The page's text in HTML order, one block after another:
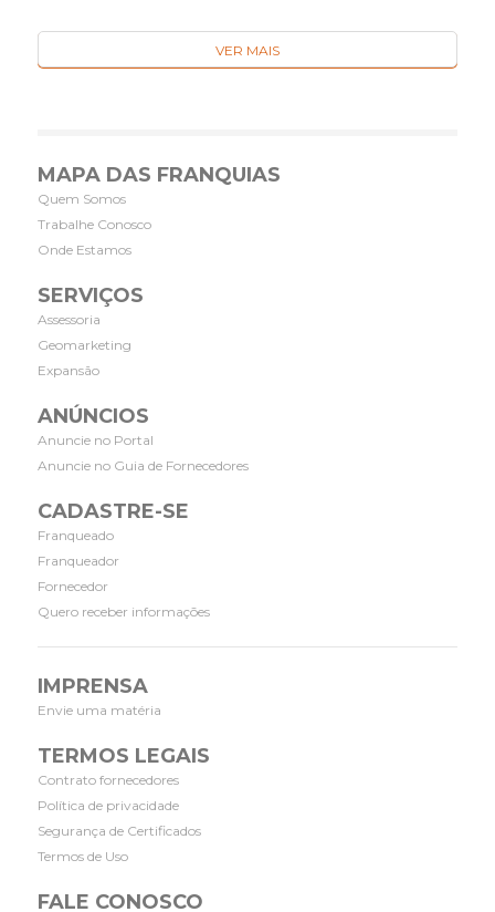
VER MAIS
MAPA DAS FRANQUIAS
Quem Somos
Trabalhe Conosco
Onde Estamos
SERVIÇOS
Assessoria
Geomarketing
Expansão
ANÚNCIOS
Anuncie no Portal
Anuncie no Guia de Fornecedores
CADASTRE-SE
Franqueado
Franqueador
Fornecedor
Quero receber informações
IMPRENSA
Envie uma matéria
TERMOS LEGAIS
Contrato fornecedores
Política de privacidade
Segurança de Certificados
Termos de Uso
FALE CONOSCO